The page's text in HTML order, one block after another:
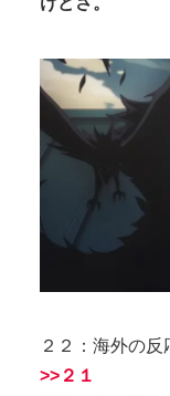
２２：海外の反
>>２１